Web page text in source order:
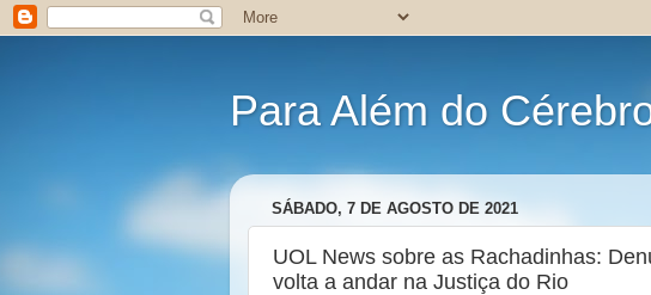
Para Além do
SÁBADO, 7 DE AGOSTO DE 2021
UOL News sobre as Rachadinhas:
volta a andar na Justiça do Rio